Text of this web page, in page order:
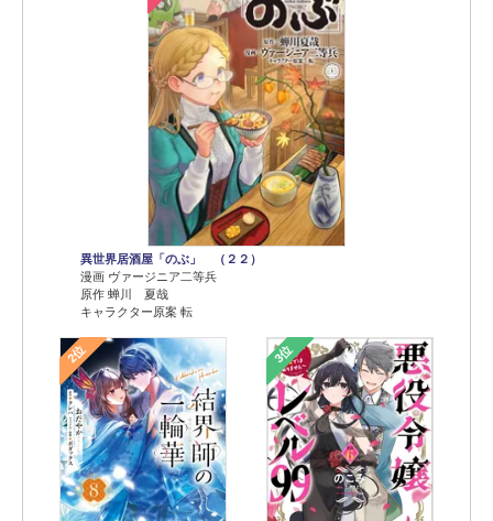
異世界居酒屋「のぶ」 （２２）
漫画 ヴァージニア二等兵
原作 蝉川 夏哉
キャラクター原案 転
2位 3位